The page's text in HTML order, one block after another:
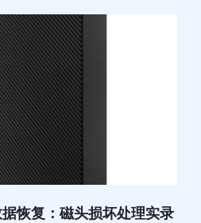
恢复：磁头损坏处理实录